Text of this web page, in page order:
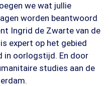
we wat jullie
worden beantwoord
Ingrid de Zwarte van de
expert op het gebied
in oorlogstijd. En door
studies aan de